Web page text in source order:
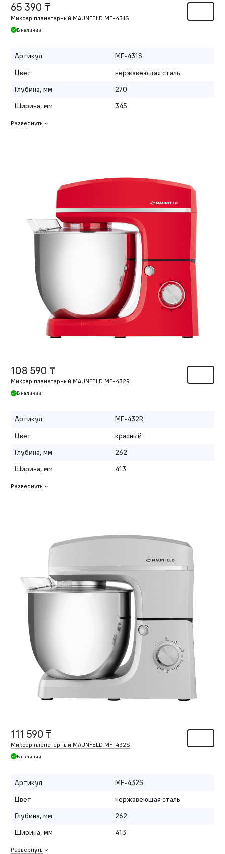
65 390 ₸
Миксер планетарный MAUNFELD MF-431S
В наличии
Артикул
MF-431S
Цвет
нержавеющая сталь
Глубина, мм
270
Ширина, мм
345
Развернуть
108 590 ₸
Миксер планетарный MAUNFELD MF-432R
В наличии
Артикул
MF-432R
Цвет
красный
Глубина, мм
262
Ширина, мм
413
Развернуть
111 590 ₸
Миксер планетарный MAUNFELD MF-432S
В наличии
Артикул
MF-432S
Цвет
нержавеющая сталь
Глубина, мм
262
Ширина, мм
413
Развернуть